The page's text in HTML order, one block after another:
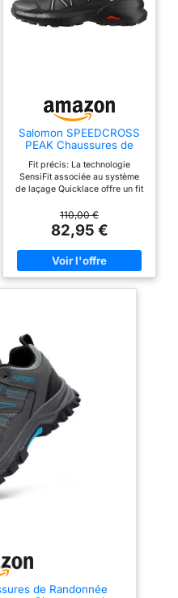
Salomon SPEEDCROSS
PEAK Chaussures de
Fit précis: La technologie
SensiFit associée au système
de laçage Quicklace offre un fit
en un instant. Protection tout-
terrain : Le pare-pierres et la
protection talon résistent aux
terrains les plus accidentés.
Adhérence active: Avec son
profil de crampons agressifs, le
Contagrip garantit une
quelles que soient la distance
110,00 €
82,95 €
de Randonnée